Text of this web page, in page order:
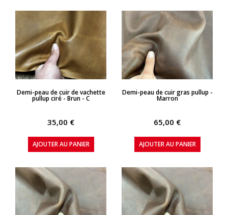
APERÇU RAPIDE
Demi-peau de cuir de vachette
pullup ciré - Brun - C
35,00 €
AJOUTER AU PANIER
APERÇU RAPIDE
Demi-peau de cuir gras pullup -
Marron
65,00 €
AJOUTER AU PANIER